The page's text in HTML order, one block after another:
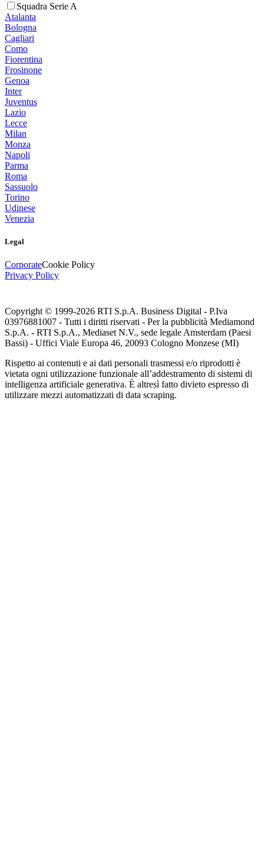
Squadra Serie A
Atalanta
Bologna
Cagliari
Como
Fiorentina
Frosinone
Genoa
Inter
Juventus
Lazio
Lecce
Milan
Monza
Napoli
Parma
Roma
Sassuolo
Torino
Udinese
Venezia
Legal
CorporateCookie Policy
Privacy Policy
Copyright © 1999-2026 RTI S.p.A. Business Digital - P.Iva
03976881007 - Tutti i diritti riservati - Per la pubblicità Mediamond
S.p.A. - RTI S.p.A., Mediaset N.V., sede legale Amsterdam (Paesi
Bassi) - Uffici Viale Europa 46, 20093 Cologno Monzese (MI)
Rispetto ai contenuti e ai dati personali trasmessi e/o riprodotti è
vietata ogni utilizzazione funzionale all’addestramento di sistemi di
intelligenza artificiale generativa. È altresì fatto divieto espresso di
utilizzare mezzi automatizzati di data scraping.